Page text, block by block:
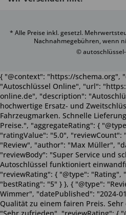
* Alle Preise inkl. gesetzl.
Nachnahmegebühren, wenn
©
{ "@context": "https://schema.org",
"Autoschlüssel Online", "url":
online.de", "description":
hochwertige Ersatz- und
Fahrzeugmarken. Schnelle
Preise.", "aggregateRating": {
"ratingValue": "5.0", "reviewCount":
"Review", "author": "Max Müller",
"reviewBody": "Super Service und
Autoschlüssel funktioniert
"reviewRating": { "@type": "Rating",
"bestRating": "5" } }, { "@type":
Wimmer", "datePublished": "2024-
Qualität zu einem fairen Preis.